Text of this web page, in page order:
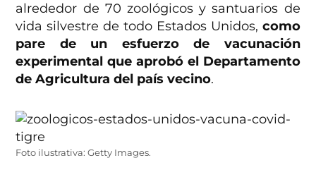
alrededor de 70 zoológicos y santuarios de
vida silvestre de todo Estados Unidos, como
pare de un esfuerzo de vacunación
experimental que aprobó el Departamento
de Agricultura del país vecino.
Foto ilustrativa: Getty Images.